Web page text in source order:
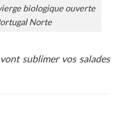
biologique ouverte
Norte
sublimer vos salades